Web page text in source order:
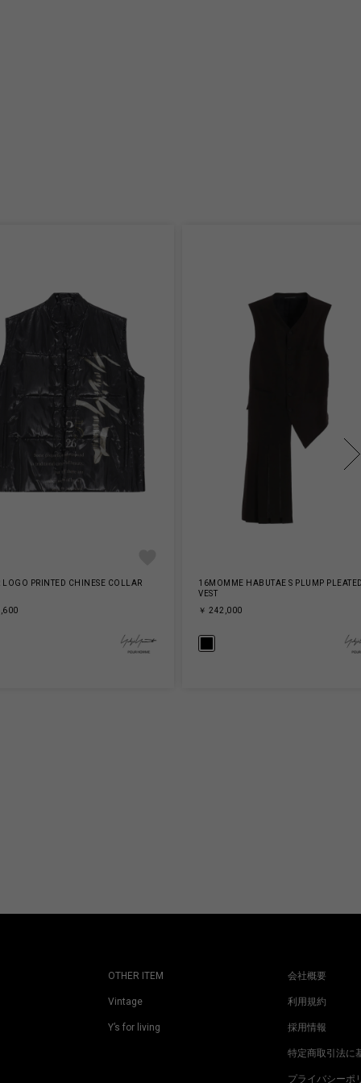
LOGO PRINTED CHINESE COLLAR
16MOMME HABUTAE S PLUMP
VEST
￥ 242,000
OTHER ITEM
Vintage
Y’s for living
会社概要
利用規約
採用情報
特定商取引法に
プライバシーポ